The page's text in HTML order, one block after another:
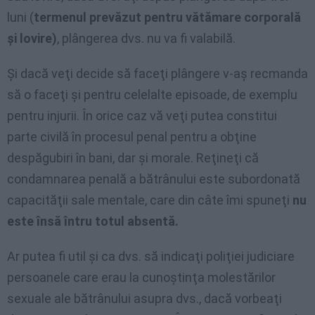
luni (termenul prevăzut pentru vătămare corporală
şi lovire), plângerea dvs. nu va fi valabilă.
Şi dacă veţi decide să faceţi plângere v-aş recmanda
să o faceţi şi pentru celelalte episoade, de exemplu
pentru injurii. În orice caz vă veţi putea constitui
parte civilă în procesul penal pentru a obţine
despăgubiri în bani, dar şi morale. Reţineţi că
condamnarea penală a bătrânului este subordonată
capacităţii sale mentale, care din câte îmi spuneţi nu
este însă întru totul absentă.
Ar putea fi util şi ca dvs. să indicaţi poliţiei judiciare
persoanele care erau la cunoştinţa molestărilor
sexuale ale bătrânului asupra dvs., dacă vorbeaţi